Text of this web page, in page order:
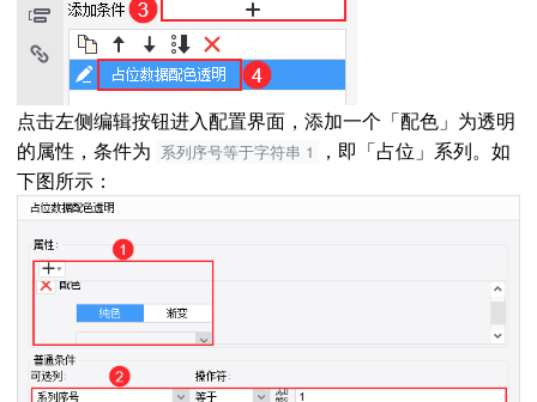
点击左侧编辑按钮进入配置界面，添加一个「配色」为透明
的属性，条件为 系列序号等于字符串 1
，即「占位」系列。如
下图所示：